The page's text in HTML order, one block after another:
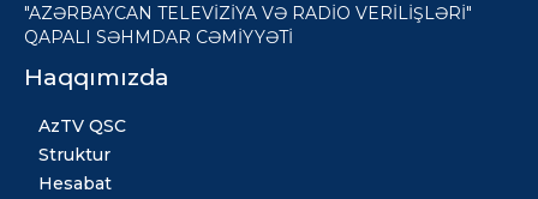
"AZƏRBAYCAN TELEVİZİYA VƏ RADİO VERİLİŞLƏRİ"
QAPALI SƏHMDAR CƏMİYYƏTİ
Haqqımızda
AzTV QSC
Struktur
Hesabat